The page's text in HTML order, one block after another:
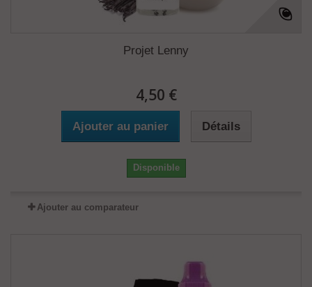
Projet Lenny
4,50 €
Ajouter au panier Détails
Disponible
Ajouter au comparateur